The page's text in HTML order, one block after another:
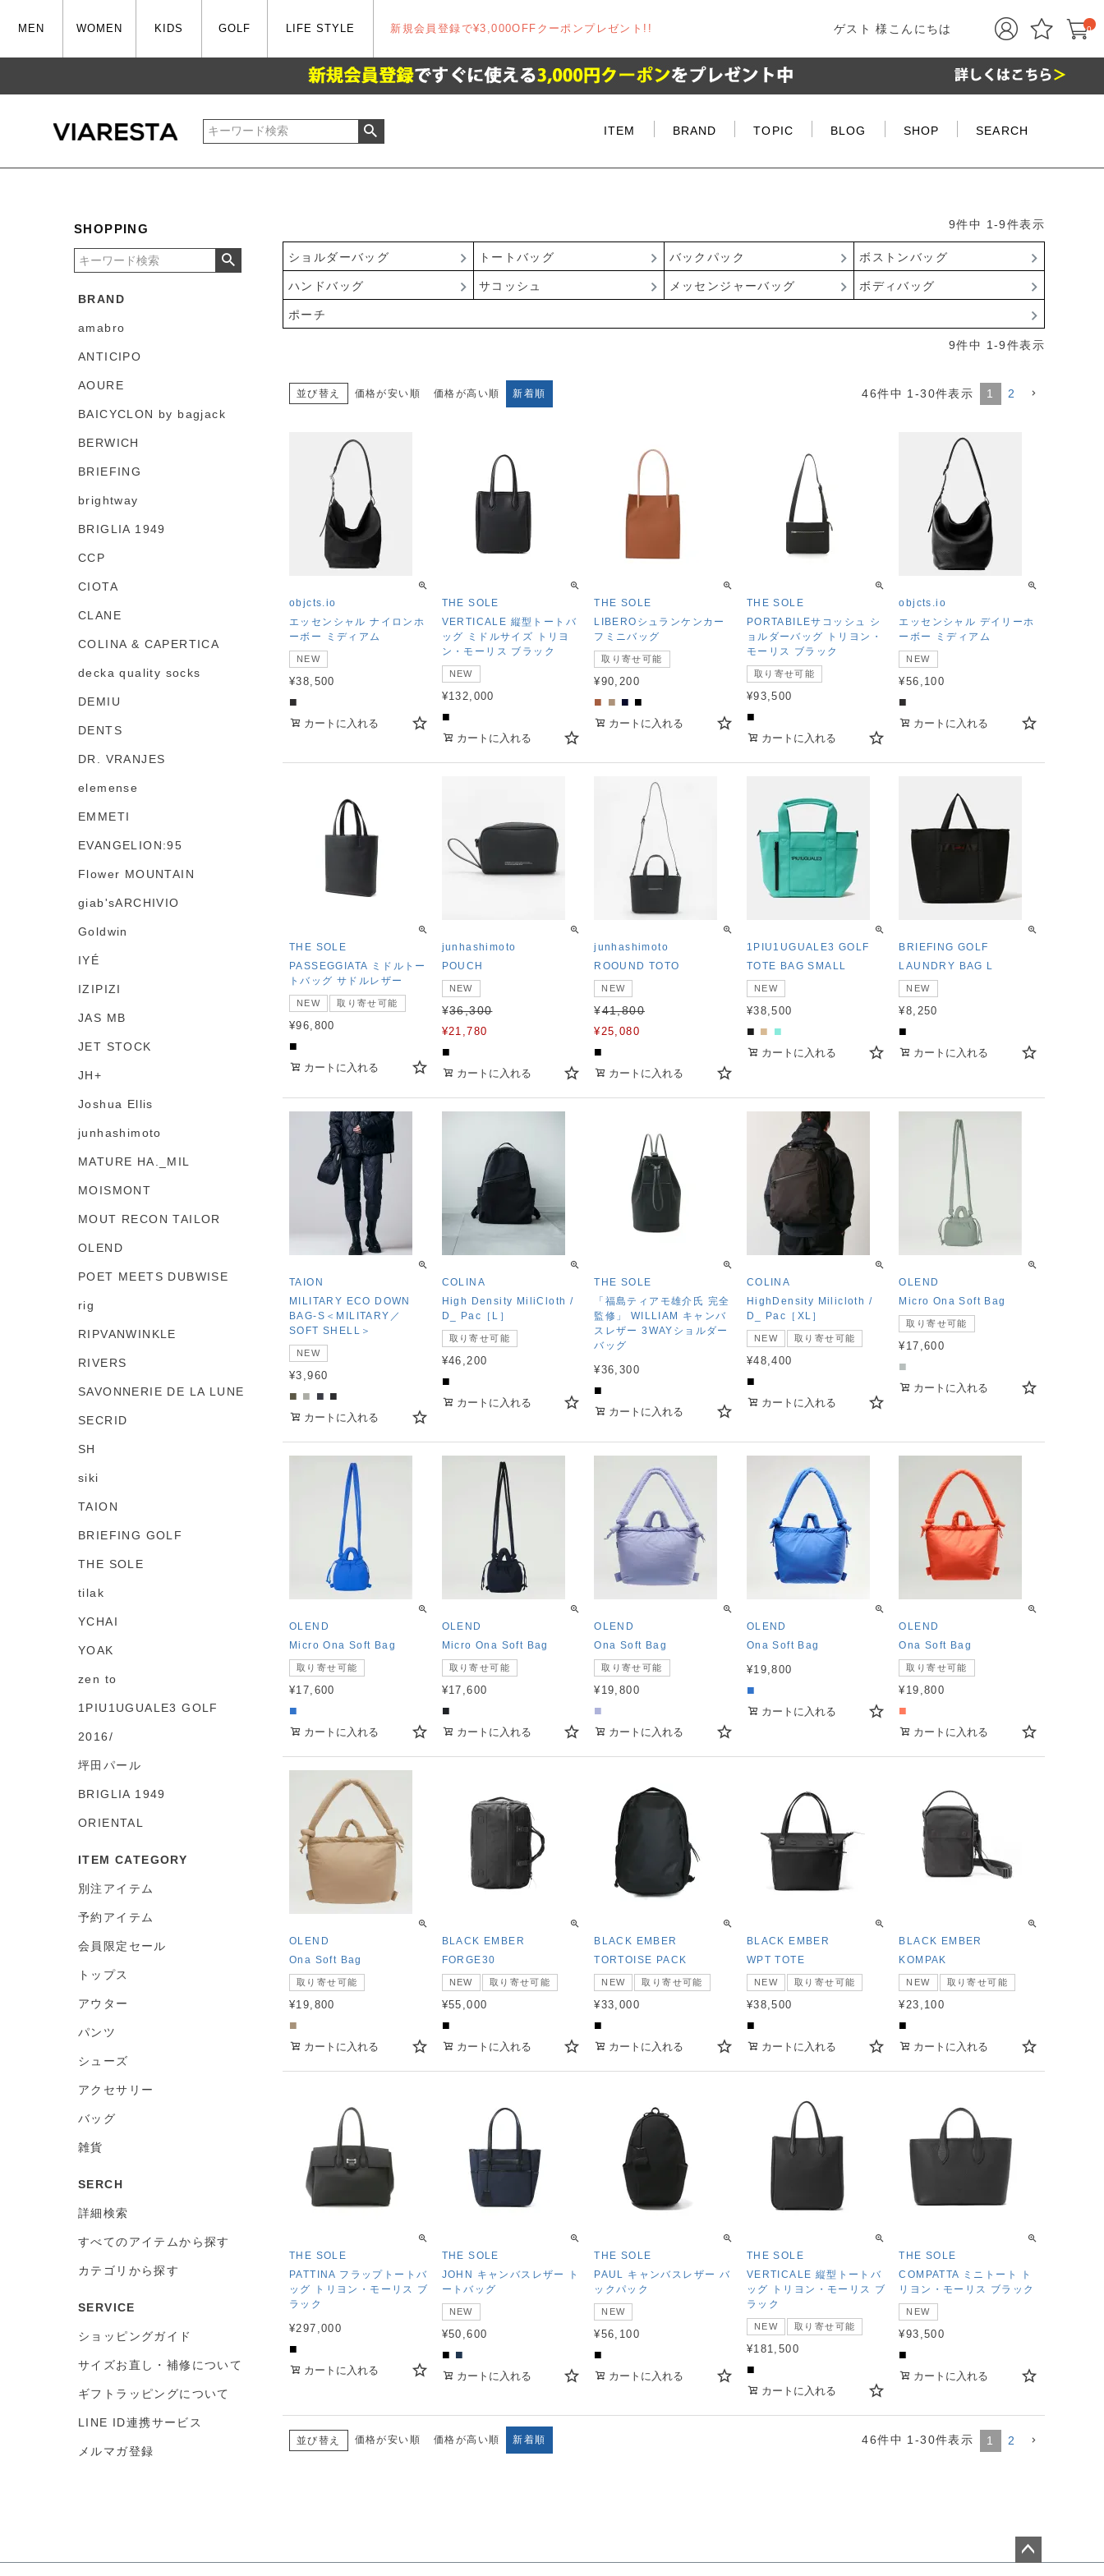
MEN WOMEN KIDS GOLF LIFE STYLE 新規会員登録で¥3,000OFFクーポンプレゼント!! ゲスト 様こんにちは 0
ITEM BRAND TOPIC BLOG SHOP SEARCH
SHOPPING
BRAND
amabro
ANTICIPO
AOURE
BAICYCLON by bagjack
BERWICH
BRIEFING
brightway
BRIGLIA 1949
CCP
CIOTA
CLANE
COLINA & CAPERTICA
decka quality socks
DEMIU
DENTS
DR. VRANJES
elemense
EMMETI
EVANGELION:95
Flower MOUNTAIN
giab'sARCHIVIO
Goldwin
IYÉ
IZIPIZI
JAS MB
JET STOCK
JH+
Joshua Ellis
junhashimoto
MATURE HA._MIL
MOISMONT
MOUT RECON TAILOR
OLEND
POET MEETS DUBWISE
rig
RIPVANWINKLE
RIVERS
SAVONNERIE DE LA LUNE
SECRID
SH
siki
TAION
BRIEFING GOLF
THE SOLE
tilak
YCHAI
YOAK
zen to
1PIU1UGUALE3 GOLF
2016/
坪田パール
BRIGLIA 1949
ORIENTAL
ITEM CATEGORY
別注アイテム
予約アイテム
会員限定セール
トップス
アウター
パンツ
シューズ
アクセサリー
バッグ
雑貨
SERCH
詳細検索
すべてのアイテムから探す
カテゴリから探す
SERVICE
ショッピングガイド
サイズお直し・補修について
ギフトラッピングについて
LINE ID連携サービス
メルマガ登録
9件中 1 -9件表示
ショルダーバッグ トートバッグ バックパック ボストンバッグ
ハンドバッグ サコッシュ メッセンジャーバッグ ボディバッグ
ポーチ
9件中 1 -9件表示
並び替え 価格が安い順 価格が高い順 新着順 46件中 1 -30件表示 1 2
objcts.io
エッセンシャル ナイロンホ
ーボー ミディアム
NEW
¥38,500
■
カートに入れる
THE SOLE
VERTICALE 縦型トートバ
ッグ ミドルサイズ トリヨ
ン・モーリス ブラック
NEW
¥132,000
■
カートに入れる
THE SOLE
LIBEROシュランケンカー
フミニバッグ
取り寄せ可能
¥90,200
■ ■ ■ ■
カートに入れる
THE SOLE
PORTABILEサコッシュ シ
ョルダーバッグ トリヨン・
モーリス ブラック
取り寄せ可能
¥93,500
■
カートに入れる
objcts.io
エッセンシャル デイリーホ
ーボー ミディアム
NEW
¥56,100
■
カートに入れる
THE SOLE
PASSEGGIATA ミドルトー
トバッグ サドルレザー
NEW 取り寄せ可能
¥96,800
■
カートに入れる
junhashimoto
POUCH
NEW
¥36,300
¥21,780
■
カートに入れる
junhashimoto
ROOUND TOTO
NEW
¥41,800
¥ 25,080
■
カートに入れる
1PIU1UGUALE3 GOLF
TOTE BAG SMALL
NEW
¥38,500
■ ■ ■
カートに入れる
BRIEFING GOLF
LAUNDRY BAG L
NEW
¥8,250
■
カートに入れる
TAION
MILITARY ECO DOWN
BAG-S＜MILITARY／
SOFT SHELL＞
NEW
¥3,960
■ ■ ■ ■
カートに入れる
COLINA
High Density MiliCloth /
D_ Pac［L］
取り寄せ可能
¥46,200
■
カートに入れる
THE SOLE
「福島ティアモ雄介氏 完全
監修」 WILLIAM キャンバ
スレザー 3WAYショルダー
バッグ
¥36,300
■
カートに入れる
COLINA
HighDensity Milicloth /
D_ Pac［XL］
NEW 取り寄せ可能
¥48,400
■
カートに入れる
OLEND
Micro Ona Soft Bag
取り寄せ可能
¥ 17,600
■
カートに入れる
OLEND
Micro Ona Soft Bag
取り寄せ可能
¥17,600
■
カートに入れる
OLEND
Micro Ona Soft Bag
取り寄せ可能
¥17,600
■
カートに入れる
OLEND
Ona Soft Bag
取り寄せ可能
¥ 19,800
■
カートに入れる
OLEND
Ona Soft Bag
¥19,800
■
カートに入れる
OLEND
Ona Soft Bag
取り寄せ可能
¥ 19,800
■
カートに入れる
OLEND
Ona Soft Bag
取り寄せ可能
¥19,800
■
カートに入れる
BLACK EMBER
FORGE30
NEW 取り寄せ可能
¥55,000
■
カートに入れる
BLACK EMBER
TORTOISE PACK
NEW 取り寄せ可能
¥33,000
■
カートに入れる
BLACK EMBER
WPT TOTE
NEW 取り寄せ可能
¥38,500
■
カートに入れる
BLACK EMBER
KOMPAK
NEW 取り寄せ可能
¥ 23,100
■
カートに入れる
THE SOLE
PATTINA フラップトートバ
ッグ トリヨン・モーリス ブ
ラック
¥297,000
■
カートに入れる
THE SOLE
JOHN キャンバスレザー ト
ートバッグ
NEW
¥50,600
■ ■
カートに入れる
THE SOLE
PAUL キャンバスレザー バ
ックパック
NEW
¥56,100
■
カートに入れる
THE SOLE
VERTICALE 縦型トートバ
ッグ トリヨン・モーリス ブ
ラック
NEW 取り寄せ可能
¥181,500
■
カートに入れる
THE SOLE
COMPATTA ミニトート ト
リヨン・モーリス ブラック
NEW
¥93,500
■
カートに入れる
並び替え 価格が安い順 価格が高い順 新着順 46件中 1-30件表示 1 2